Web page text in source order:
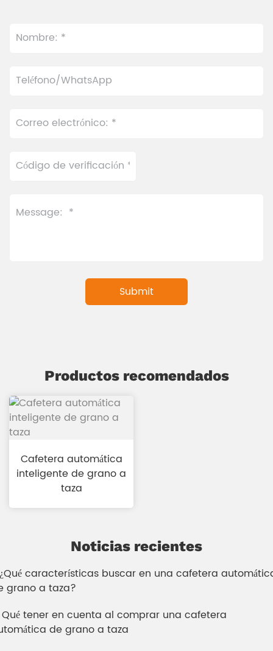
Productos recomendados
Cafetera automática
inteligente de grano a
taza
Noticias recientes
¿Qué características buscar en una cafetera
grano a taza?
Qué tener en cuenta al comprar una cafetera
de grano a taza